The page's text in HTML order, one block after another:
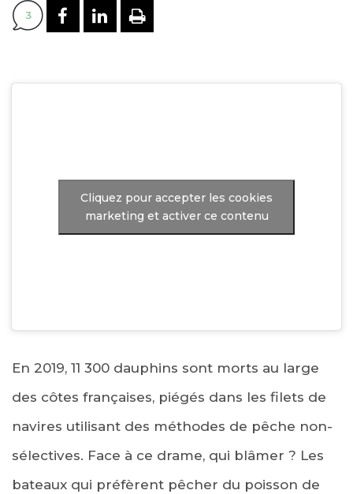
3 PARTAGER SUR FACEBOOK
PARTAGER SUR
IMPRIMER
Cliquez pour accepter les cookies
marketing et activer ce contenu
En 2019, 11 300 dauphins sont morts au large
des côtes françaises, piégés dans les filets de
navires utilisant des méthodes de pêche non-
sélectives. Face à ce drame, qui blâmer ? Les
bateaux qui préfèrent pêcher du poisson de